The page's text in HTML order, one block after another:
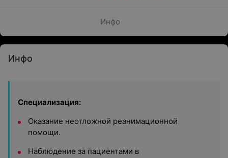
Инфо
Инфо
Специализация:
Оказание неотложной реанимационной
помощи.
Наблюдение за пациентами в